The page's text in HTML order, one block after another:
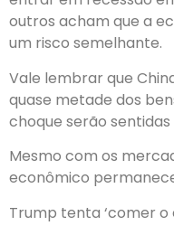
outros acham que a
um risco semelhante.
Vale lembrar que
quase metade dos
choque serão
Mesmo com os
econômico
Trump tenta ‘comer o